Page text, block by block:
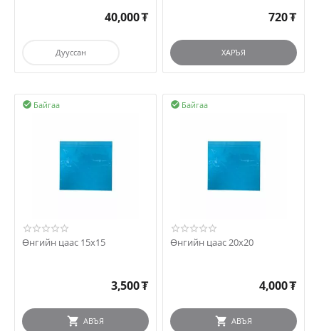
40,000₮
Дууссан
720₮
ХАРЪЯ
Байгаа

Өнгийн цаас 15x15
3,500₮
АВЪЯ
Байгаа

Өнгийн цаас 20x20
4,000₮
АВЪЯ